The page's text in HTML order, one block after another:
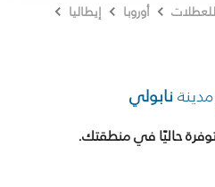
أوروبا
إيطاليا
نابولي
حاليًا في منطقتك.